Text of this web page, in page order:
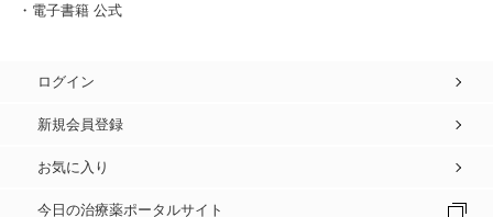
・電子書籍 公式
ログイン
新規会員登録
お気に入り
今日の治療薬ポータルサイト